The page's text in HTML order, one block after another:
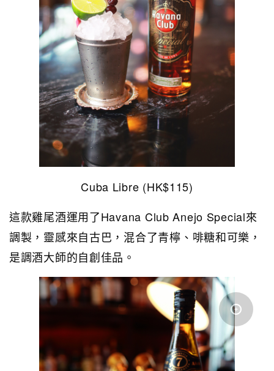
Cuba Libre (HK$115)
這款雞尾酒運用了Havana Club Anejo Special來
調製，靈感來自古巴，混合了青檸、啡糖和可樂，
是調酒大師的自創佳品。